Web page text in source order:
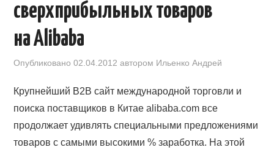
сверхприбыльных товаров
на Alibaba
Опубликовано02.04.2012 автором Ильенко Андрей
Крупнейший B2B сайт международной торговли и
поиска поставщиков в Китае alibaba.com все
продолжает удивлять специальными предложениями
товаров с самыми высокими % заработка. На этой